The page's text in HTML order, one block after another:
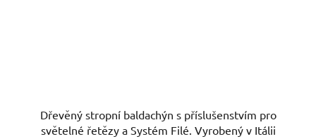
Dřevěný stropní baldachýn s příslušenstvím pro
světelné řetězy a Systém Filé. Vyrobený v Itálii